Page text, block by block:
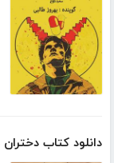
دانلود کتاب